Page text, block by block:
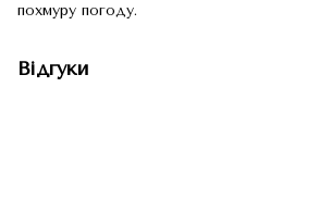
похмуру погоду.
Відгуки